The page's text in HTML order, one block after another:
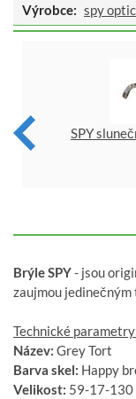
Výrobce: spy optic
SPY
Brýle SPY- jsou
zaujmou jedinečným
Technické
Název: Grey Tort
Barva skel: Happy
Velikost: 59-17-130